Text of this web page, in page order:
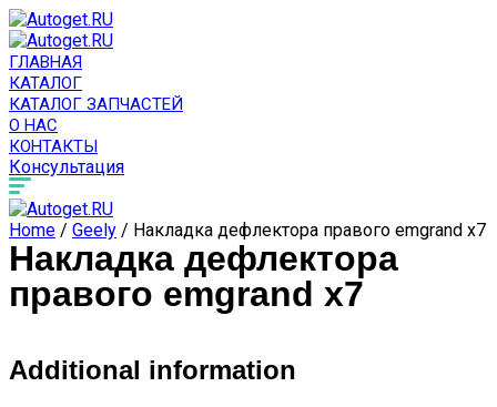
ГЛАВНАЯ
КАТАЛОГ
КАТАЛОГ ЗАПЧАСТЕЙ
О НАС
КОНТАКТЫ
Консультация
Home / Geely / Накладка дефлектора правого emgrand x7
Накладка дефлектора
правого emgrand x7
Additional information